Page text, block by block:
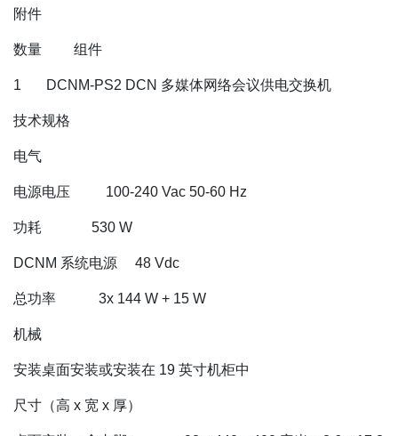
附件
数量 组件
1 DCNM‑PS2 DCN 多媒体网络会议供电交换机
技术规格
电气
电源电压 100‑240 Vac 50‑60 Hz
功耗 530 W
DCNM 系统电源 48 Vdc
总功率 3x 144 W + 15 W
机械
安装桌面安装或安装在 19 英寸机柜中
尺寸（高 x 宽 x 厚）